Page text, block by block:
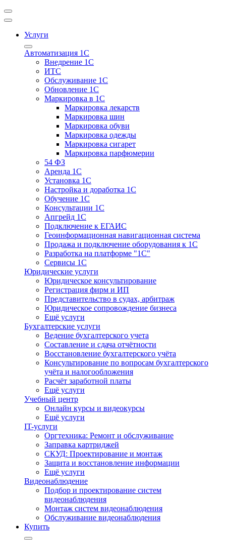
Услуги
Автоматизация 1С
Внедрение 1С
ИТС
Обслуживание 1С
Обновление 1С
Маркировка в 1С
Маркировка лекарств
Маркировка шин
Маркировка обуви
Маркировка одежды
Маркировка сигарет
Маркировка парфюмерии
54 ФЗ
Аренда 1С
Установка 1С
Настройка и доработка 1С
Обучение 1С
Консультации 1С
Апгрейд 1С
Подключение к ЕГАИС
Геоинформационная навигационная система
Продажа и подключение оборудования к 1С
Разработка на платформе "1С"
Сервисы 1С
Юридические услуги
Юридическое консультирование
Регистрация фирм и ИП
Представительство в судах, арбитраж
Юридическое сопровождение бизнеса
Ещё услуги
Бухгалтерские услуги
Ведение бухгалтерского учета
Составление и сдача отчётности
Восстановление бухгалтерского учёта
Консультирование по вопросам бухгалтерского
учёта и налогообложения
Расчёт заработной платы
Ещё услуги
Учебный центр
Онлайн курсы и видеокурсы
Ещё услуги
IT-услуги
Оргтехника: Ремонт и обслуживание
Заправка картриджей
СКУД: Проектирование и монтаж
Защита и восстановление информации
Ещё услуги
Видеонаблюдение
Подбор и проектирование систем
видеонаблюдения
Монтаж систем видеонаблюдения
Обслуживание видеонаблюдения
Купить